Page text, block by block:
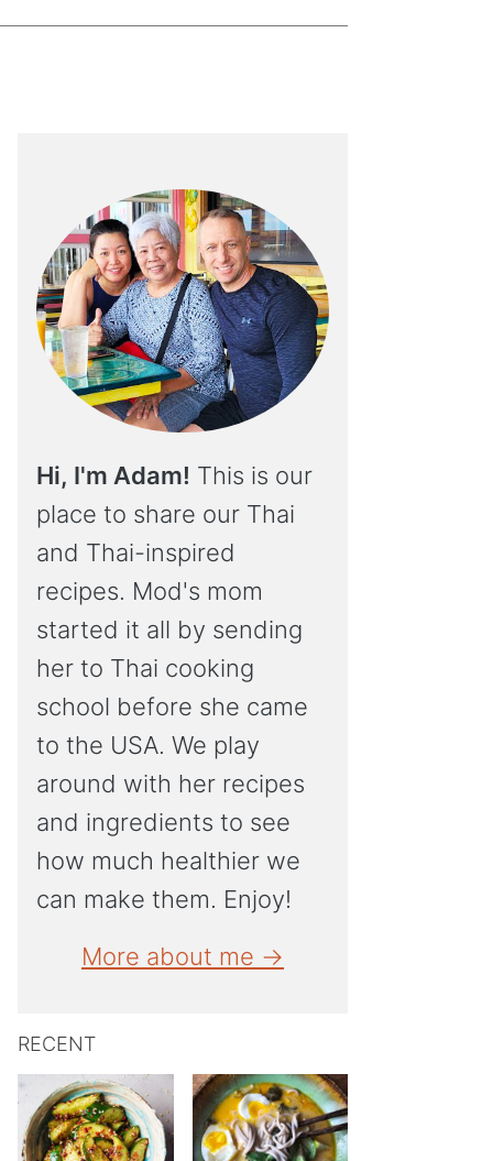
Hi, I'm Adam! This is our
place to share our Thai
and Thai-inspired
recipes. Mod's mom
started it all by sending
her to Thai cooking
school before she came
to the USA. We play
around with her recipes
and ingredients to see
how much healthier we
can make them. Enjoy!
More about me →
RECENT